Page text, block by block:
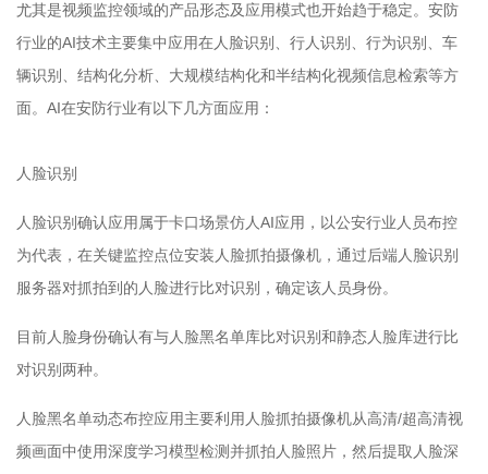
尤其是视频监控领域的产品形态及应用模式也开始趋于稳定。安防
行业的AI技术主要集中应用在人脸识别、行人识别、行为识别、车
辆识别、结构化分析、大规模结构化和半结构化视频信息检索等方
面。AI在安防行业有以下几方面应用：
人脸识别
人脸识别确认应用属于卡口场景仿人AI应用，以公安行业人员布控
为代表，在关键监控点位安装人脸抓拍摄像机，通过后端人脸识别
服务器对抓拍到的人脸进行比对识别，确定该人员身份。
目前人脸身份确认有与人脸黑名单库比对识别和静态人脸库进行比
对识别两种。
人脸黑名单动态布控应用主要利用人脸抓拍摄像机从高清/超高清视
频画面中使用深度学习模型检测并抓拍人脸照片，然后提取人脸深